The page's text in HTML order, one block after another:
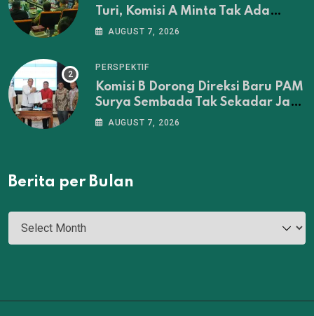
Turi, Komisi A Minta Tak Ada
Penertiban Sebelum Musyawarah
AUGUST 7, 2026
PERSPEKTIF
Komisi B Dorong Direksi Baru PAM
Surya Sembada Tak Sekadar Jadi
Administrator‎
AUGUST 7, 2026
Berita per Bulan